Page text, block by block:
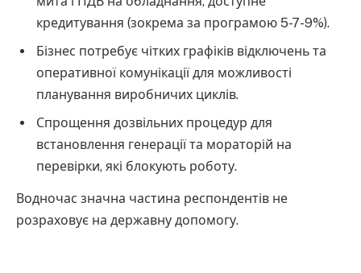
кредитування (зокрема за програмою 5-7-9%).
Бізнес потребує чітких графіків відключень та
оперативної комунікації для можливості
планування виробничих циклів.
Спрощення дозвільних процедур для
встановлення генерації та мораторій на
перевірки, які блокують роботу.
Водночас значна частина респондентів не
розраховує на державну допомогу.